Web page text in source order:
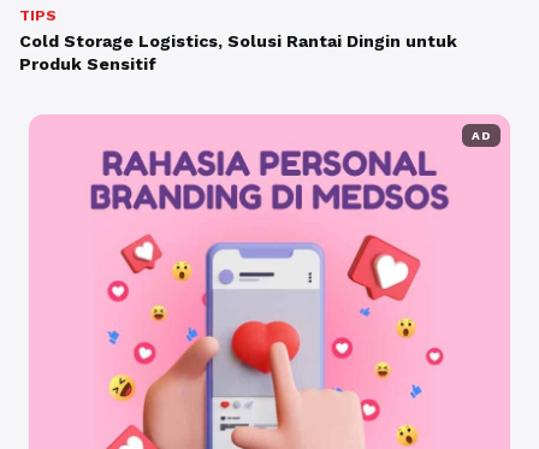
TIPS
Cold Storage Logistics, Solusi Rantai Dingin untuk
Produk Sensitif
AD